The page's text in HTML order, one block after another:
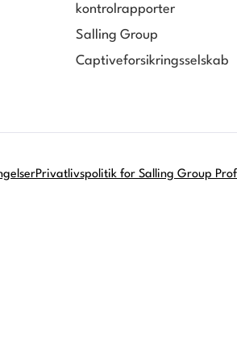
kontrolrapporter
Salling Group
Captiveforsikringsselskab
Privatlivspolitik for Salling Group